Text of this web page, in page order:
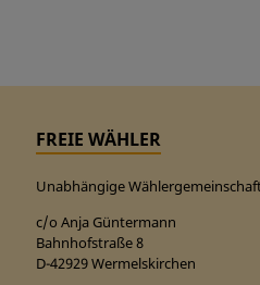
FREIE WÄHLER
Unabhängige
c/o Anja Güntermann
Bahnhofstraße 8
D-42929 Wermelskirchen